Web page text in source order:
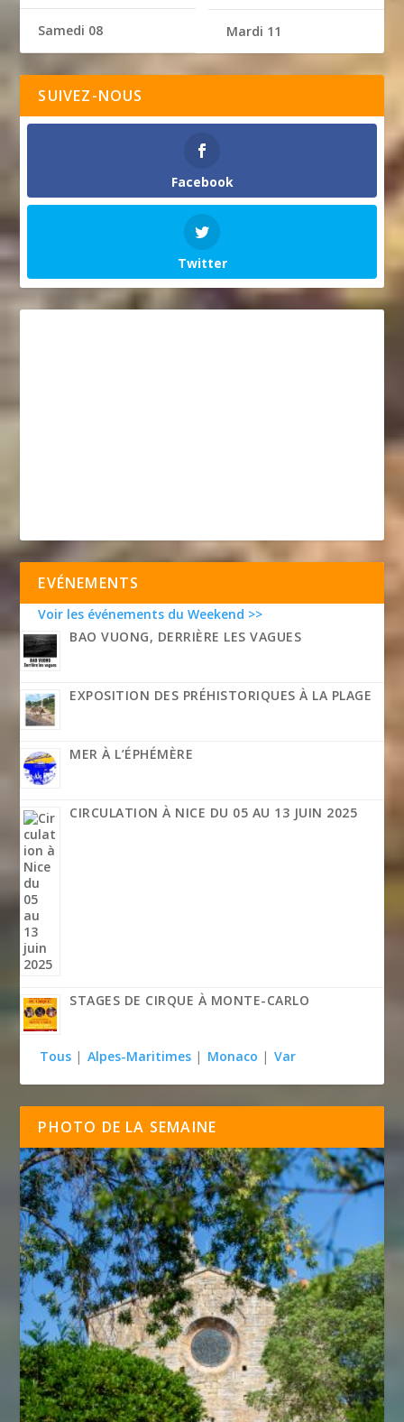
Samedi 08 Mardi 11
SUIVEZ-NOUS
Facebook
Twitter
EVÉNEMENTS
Voir les événements du Weekend >>
BAO VUONG, DERRIÈRE LES VAGUES
EXPOSITION DES PRÉHISTORIQUES À LA PLAGE
MER À L’ÉPHÉMÈRE
CIRCULATION À NICE DU 05 AU 13 JUIN 2025
STAGES DE CIRQUE À MONTE-CARLO
Tous | Alpes-Maritimes | Monaco | Var
PHOTO DE LA SEMAINE